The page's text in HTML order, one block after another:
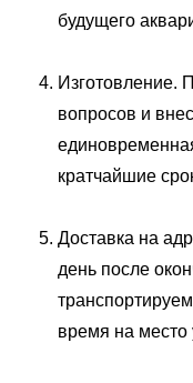
будущего
Изготовление.
вопросов и
кратчайшие
Доставка на
день после
время на место